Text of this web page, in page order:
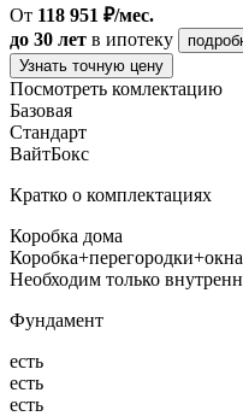
От 118 951 ₽/мес.
до 30 лет в ипотеку
Узнать точную цену
Посмотреть комлектацию
Базовая
Стандарт
ВайтБокс
Кратко о комплектациях
Коробка дома
Необходим только
Фундамент
есть
есть
есть